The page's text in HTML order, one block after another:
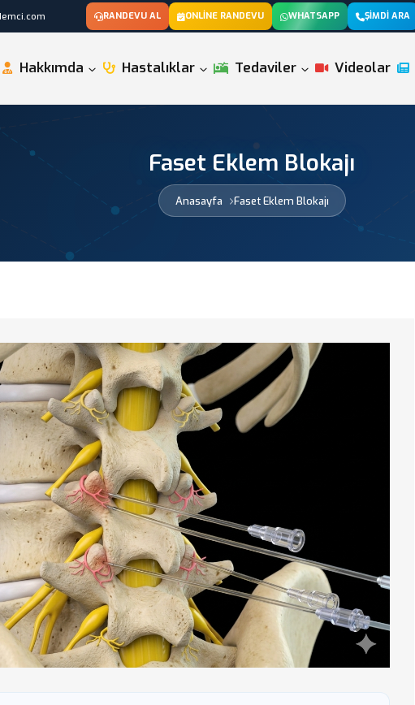
RANDEVU AL ONLINE RANDEVU WHATSAPP ŞIMDI ARA
Hakkımda Hastalıklar Tedaviler Videolar
Faset Eklem Blokajı
Anasayfa Faset Eklem Blokajı